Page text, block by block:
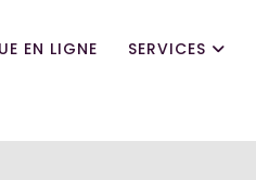
EN LIGNE SERVICES